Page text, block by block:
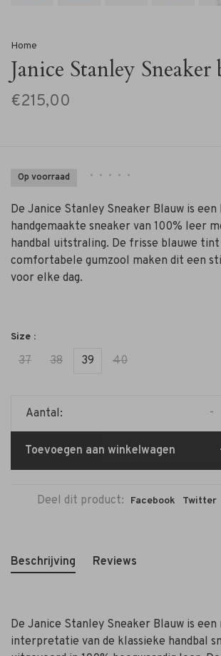
Home
Janice Stanley
€215,00
Op voorraad • • • • •
De Janice Stanley Sneaker Blauw is een
handgemaakte sneaker van 100% leer
handbal uitstraling. De frisse blauwe tint
comfortabele gumzool maken dit een
voor elke dag.
Size :
37 38 39 40
Aantal: -
Toevoegen aan winkelwagen
Deel dit product: Facebook Twitter
Beschrijving Reviews
De Janice Stanley Sneaker Blauw is een
interpretatie van de klassieke handbal